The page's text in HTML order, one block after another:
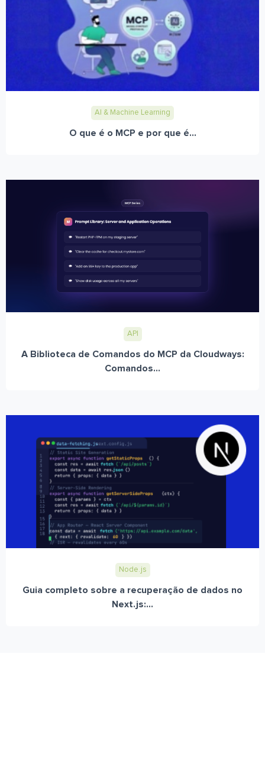
AI & Machine Learning
O que é o MCP e por que é...
API
A Biblioteca de Comandos do MCP da Cloudways:
Comandos...
Node.js
Guia completo sobre a recuperação de dados no
Next.js:...